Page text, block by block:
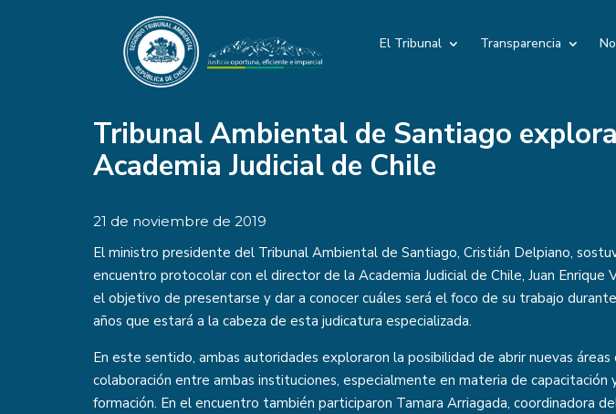
El Tribunal Transparencia
Tribunal Ambiental de Santiago
Academia Judicial de Chile
21 de noviembre de 2019
El ministro presidente del Tribunal Ambiental de Santiago, Cristián Delpiano,
encuentro protocolar con el director de la Academia Judicial de Chile, Juan Enrique
el objetivo de presentarse y dar a conocer cuáles será el foco de su trabajo
años que estará a la cabeza de esta judicatura especializada.
En este sentido, ambas autoridades exploraron la posibilidad de abrir nuevas áreas
colaboración entre ambas instituciones, especialmente en materia de capacitación
formación. En el encuentro también participaron Tamara Arriagada, coordinadora